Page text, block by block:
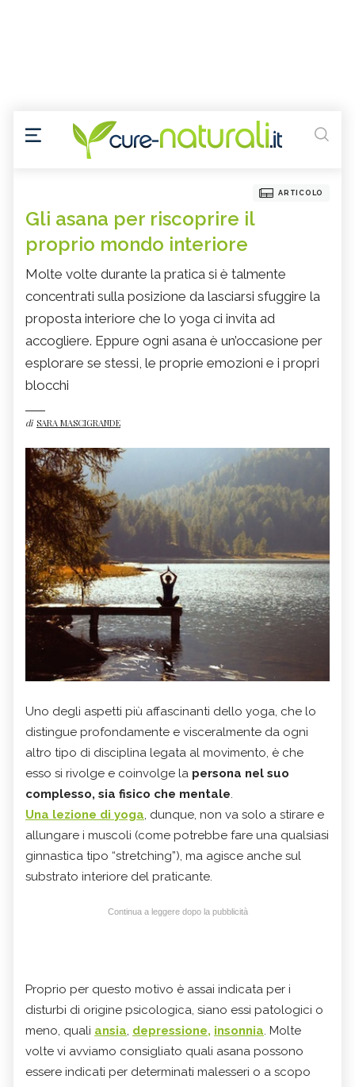
ARTICOLO
Gli asana per riscoprire il
proprio mondo interiore
Molte volte durante la pratica si è talmente
concentrati sulla posizione da lasciarsi sfuggire la
proposta interiore che lo yoga ci invita ad
accogliere. Eppure ogni asana è un’occasione per
esplorare se stessi, le proprie emozioni e i propri
blocchi
di SARA MASCIGRANDE
Uno degli aspetti più affascinanti dello yoga, che lo
distingue profondamente e visceralmente da ogni
altro tipo di disciplina legata al movimento, è che
esso si rivolge e coinvolge la persona nel suo
complesso, sia fisico che mentale.
Una lezione di yoga, dunque, non va solo a stirare e
allungare i muscoli (come potrebbe fare una qualsiasi
ginnastica tipo “stretching”), ma agisce anche sul
substrato interiore del praticante.
Continua a leggere dopo la pubblicità
Proprio per questo motivo è assai indicata per i
disturbi di origine psicologica, siano essi patologici o
meno, quali ansia, depressione, insonnia. Molte
volte vi avviamo consigliato quali asana possono
essere indicati per determinati malesseri o a scopo